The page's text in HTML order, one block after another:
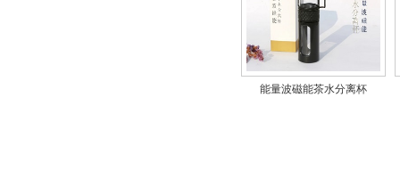
能量波磁能茶水分离杯